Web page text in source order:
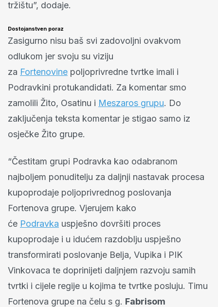
tržištu”, dodaje.
Dostojanstven poraz
Zasigurno nisu baš svi zadovoljni ovakvom
odlukom jer svoju su viziju
za Fortenovine poljoprivredne tvrtke imali i
Podravkini protukandidati. Za komentar smo
zamolili Žito, Osatinu i Meszaros grupu. Do
zaključenja teksta komentar je stigao samo iz
osječke Žito grupe.
“Čestitam grupi Podravka kao odabranom
najboljem ponuditelju za daljnji nastavak procesa
kupoprodaje poljoprivrednog poslovanja
Fortenova grupe. Vjerujem kako
će Podravka uspješno dovršiti proces
kupoprodaje i u idućem razdoblju uspješno
transformirati poslovanje Belja, Vupika i PIK
Vinkovaca te doprinijeti daljnjem razvoju samih
tvrtki i cijele regije u kojima te tvrtke posluju. Timu
Fortenova grupe na čelu s g. Fabrisom